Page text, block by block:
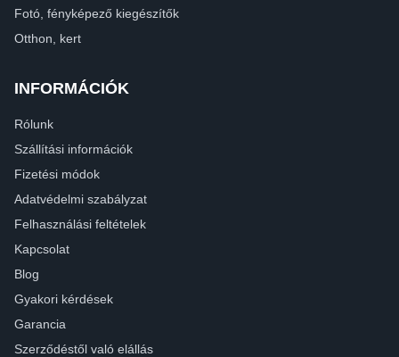
Fotó, fényképező kiegészítők
Otthon, kert
INFORMÁCIÓK
Rólunk
Szállítási információk
Fizetési módok
Adatvédelmi szabályzat
Felhasználási feltételek
Kapcsolat
Blog
Gyakori kérdések
Garancia
Szerződéstől való elállás